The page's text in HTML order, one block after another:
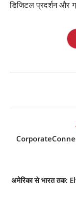
डिजिटल प्रदर्शन और
अमेरिका से भारत तक: